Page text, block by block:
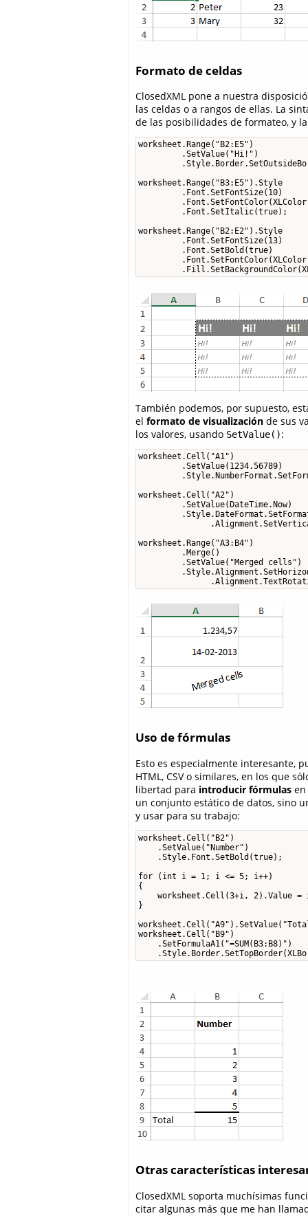
Formato de celdas
ClosedXML pone a nuestra
las celdas o a rangos de ellas. La
de las posibilidades de formateo, y
worksheet.Range("B2:E5")
         .SetValue("Hi!")
worksheet.Range("B3:E5").Style
         .Font.SetFontSize(10)
         .Font.SetItalic(true);
worksheet.Range("B2:E2").Style
         .Font.SetFontSize(13)
         .Font.SetBold(true)
También podemos, por supuesto,
el formato de visualización de sus
los valores, usando SetValue():
worksheet.Cell("A1")
         .SetValue(1234.56789)
worksheet.Cell("A2")
         .SetValue(DateTime.Now)
worksheet.Range("A3:B4")
         .Merge()
         .SetValue("Merged cells")
Uso de fórmulas
Esto es especialmente interesante,
HTML, CSV o similares, en los que
libertad para introducir fórmulas en
un conjunto estático de datos, sino
y usar para su trabajo:
worksheet.Cell("B2")
    .SetValue("Number")
    .Style.Font.SetBold(true);
for (int i = 1; i <= 5; i++)
{
worksheet.Cell(3+i, 2).Value =
}
worksheet.Cell("B9")
    .SetFormulaA1("=SUM(B3:B8)")
Otras características
ClosedXML soporta muchísimas
citar algunas más que me han